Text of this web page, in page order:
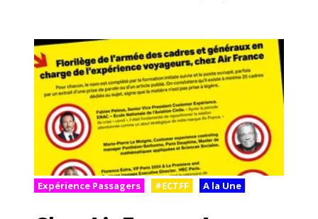
Expérience Passagers #ECTFF A la Une